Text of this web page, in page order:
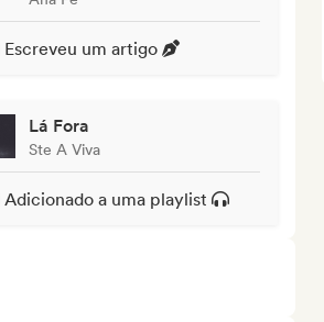
Escreveu um artigo
Lá Fora
Ste A Viva
Adicionado a uma playlist